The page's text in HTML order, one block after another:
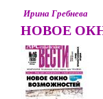
Ирина Гребнева
НОВОЕ